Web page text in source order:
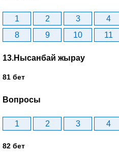
1 2 3 4
8
9 10 11
13.Нысанбай жырау
81 бет
Вопросы
1 2 3 4
82 бет